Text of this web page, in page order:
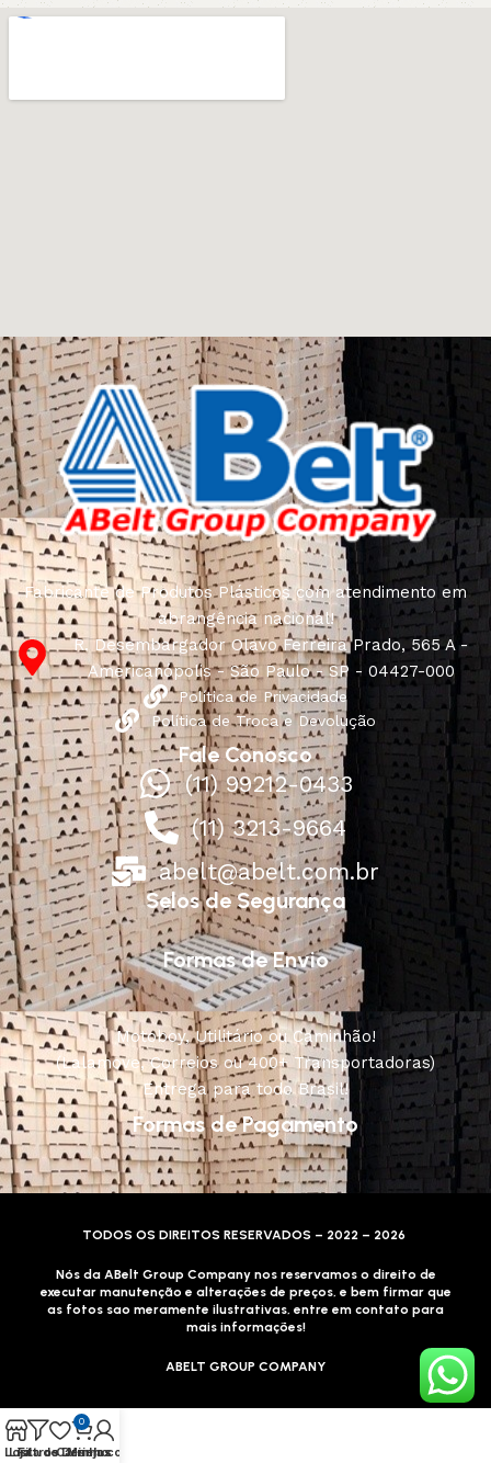
photo and calmly buy the furniture you like. The online
connoisseurs of beauty. We have selected for you the
best models from modern craftsmen who managed to
ingeniously combine elegance, quality and practicality in
each product unit. Our assortment includes products
from proven companies. Who for many years of
continuous joint work did not give reason to doubt their
reliability and honesty. All of them guarantee the high
quality of their products, excellent operational
characteristics, attractive appearance of the products, a
long period of use of the furniture, as well as safety.
Fabricante de Produtos Plásticos com atendimento em
abrangência nacional!
R. Desembargador Olavo Ferreira Prado, 565 A -
Americanópolis - São Paulo - SP - 04427-000
Política de Privacidade
Política de Troca e Devolução
Fale Conosco
(11) 99212-0433
(11) 3213-9664
abelt@abelt.com.br
Selos de Segurança
Formas de Envio
Motoboy, Utilitário ou Caminhão!
(Lalamove, Correios ou 400+ Transportadoras)
Entrega para todo Brasil!
Formas de Pagamento
TODOS OS DIREITOS RESERVADOS – 2022 – 2026
Nós da ABelt Group Company nos reservamos o direito de
executar manutenção e alterações de preços, e bem firmar que
as fotos sao meramente ilustrativas, entre em contato para
mais informações!
ABELT GROUP COMPANY
LojaFiltros
Lista de Desejos
0
Carrinho
Minha conta